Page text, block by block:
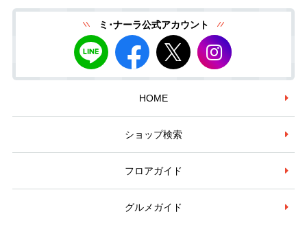
ミ･ナーラ公式アカウント
HOME
ショップ検索
フロアガイド
グルメガイド